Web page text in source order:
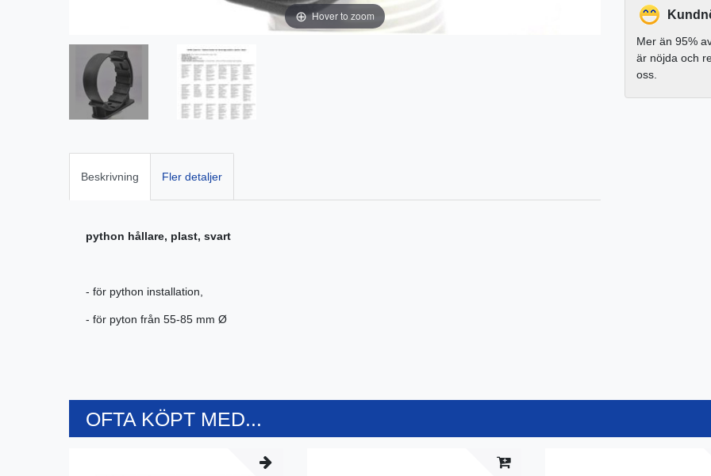
Hover to zoom
Beskrivning Fler detaljer
python hållare, plast, svart
- för python installation,
- för pyton från 55-85 mm Ø
Mer än 95%
är nöjda och
oss.
OFTA KÖPT MED...